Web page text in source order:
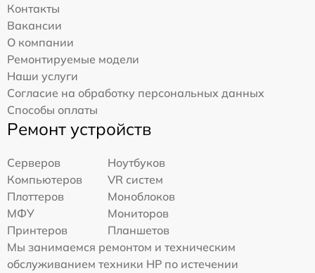
Контакты
Вакансии
О компании
Ремонтируемые модели
Наши услуги
Согласие на обработку персональных данных
Способы оплаты
Ремонт устройств
Серверов
Ноутбуков
Компьютеров
VR систем
Плоттеров
Моноблоков
МФУ
Мониторов
Принтеров
Планшетов
Мы занимаемся ремонтом и техническим
обслуживанием техники HP по истечении